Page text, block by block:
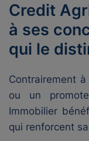
Credit
à ses
qui le
Contrairement
ou un
Immobilier
qui renforcent